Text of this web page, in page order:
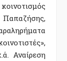
Παπαζήσης,
Αναίρεση